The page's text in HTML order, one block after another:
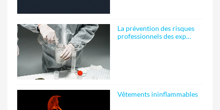
La prévention des risques
professionnels des exp…
Vêtements ininflammables